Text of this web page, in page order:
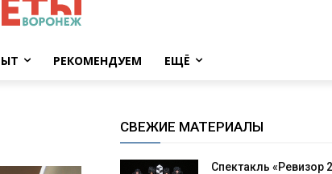
РЕКОМЕНДУЕМ ЕЩЁ
СВЕЖИЕ МАТЕРИАЛЫ
Спектакль «Ревизор